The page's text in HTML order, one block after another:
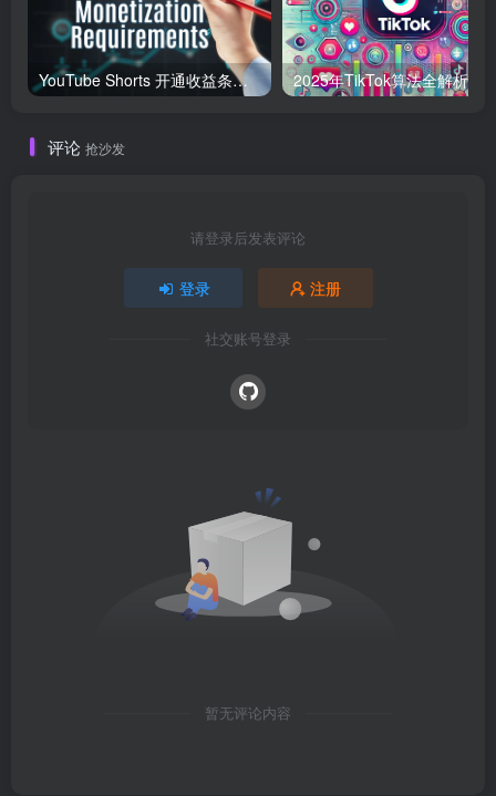
YouTube Shorts 开通收益条件及变现指南（2025 年最新）
评论 抢沙发
请登录后发表评论
登录 注册
社交账号登录
暂无评论内容